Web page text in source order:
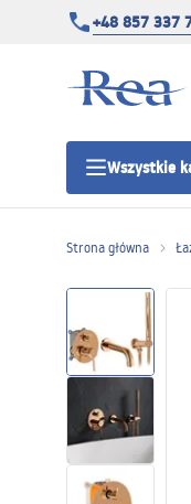
+48 857 337
Wszystkie
Kategorie
Kabiny
Drzwi
Brodziki
Strona główna